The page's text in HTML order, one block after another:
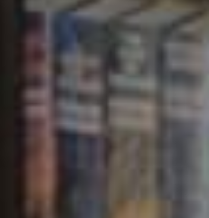
INFORMATION